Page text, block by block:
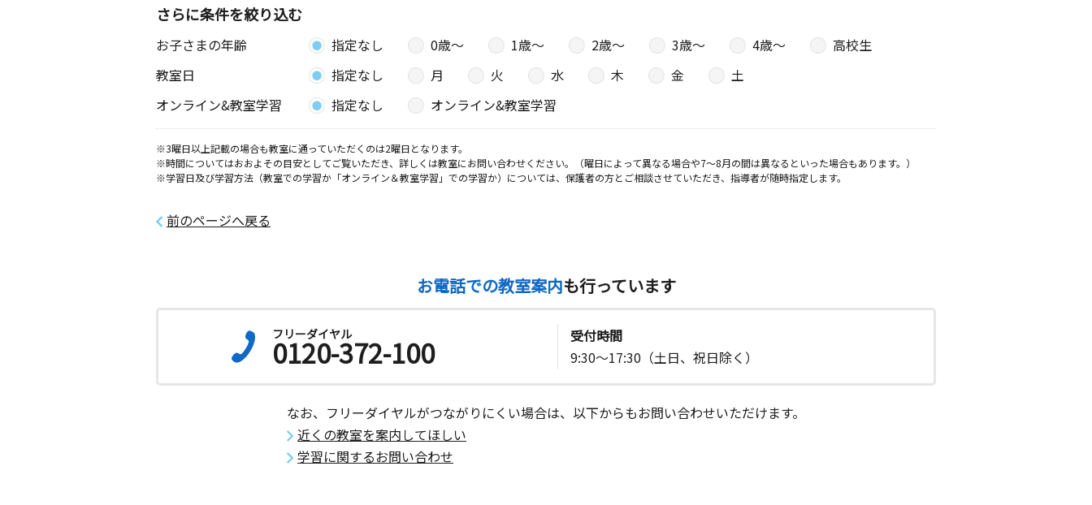
東京都板橋区板橋１丁目４５－９－３０１
西巣鴨１丁目教室
木 金 土
日
東京都豊島区西巣鴨１丁目９－１ベルドゥムール
Ｂ１
北池袋教室
月 火 水 木 金 土
日
２階
東京都豊島区西巣鴨２丁目１ー１９双葉ビル４０
王子本町公園教室
月 火 水 木 金 土 日
東京都北区王子本町２丁目３１－１
飛鳥山公園教室
さらに条件を絞り込む
お子さまの年齢 指定なし 0歳〜 1歳〜 2歳〜 3歳〜 4歳〜
高校生
教室日
指定なし 月 火 水 木 金
土
オンライン&教室学習
指定なし オンライン&教室学習
※3曜日以上記載の場合も教室に通っていただくのは2曜日となります。
※時間についてはおおよその目安としてご覧いただき、詳しくは教室にお問い合わせください。（曜日によって異なる場合や7～8月の間は異なるといった場合もあります。）
※学習日及び学習方法（教室での学習か「オンライン＆教室学習」での学習か）については、保護者の方とご相談させていただき、指導者が随時指定します。
前のページへ戻る
お電話での教室案内も行っています
フリーダイヤル
0120-372-100
受付時間
9:30～17:30（土日、祝日除く）
なお、フリーダイヤルがつながりにくい場合は、以下からもお問い合わせいただけます。
近くの教室を案内してほしい
学習に関するお問い合わせ